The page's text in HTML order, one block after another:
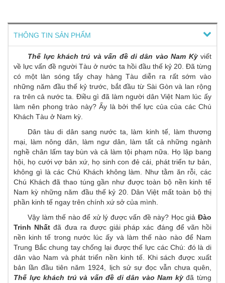
THÔNG TIN SẢN PHẨM
Thế lực khách trú và vấn đề di dân vào Nam Kỳviết
về lực vấn đề người Tàu ở nước ta hồi đầu thế kỷ 20. Đã từng
có một làn sóng tẩy chay hàng Tàu diễn ra rất sớm vào
những năm đầu thế kỷ trước, bắt đầu từ Sài Gòn và lan rộng
ra trên cả nước ta. Điều gì đã làm người dân Việt Nam lúc ấy
làm nên phong trào này? Ấy là bởi thế lực của của các Chú
Khách Tàu ở Nam kỳ.
Dân tàu di dân sang nước ta, làm kinh tế, làm thương
mại, làm nông dân, làm ngư dân, làm tất cả những ngành
nghề chân lấm tay bùn và cả làm tội phạm nữa. Họ lập bang
hội, họ cưới vợ bản xứ, họ sinh con đẻ cái, phát triển tư bản,
không gì là các Chú Khách không làm. Như tằm ăn rỗi, các
Chú Khách đã thao túng gần như được toàn bộ nền kinh tế
Nam kỳ những năm đầu thế kỷ 20. Dân Việt mất toàn bộ thị
phần kinh tế ngay trên chính xứ sở của mình.
Vậy làm thế nào để xử lý được vấn đề này? Học giả Đào
Trinh Nhất đã đưa ra được giải pháp xác đáng để vãn hồi
nền kinh tế trong nước lúc ấy và làm thế nào nào để Nam
Trung Bắc chung tay chống lại được thế lực các Chú: đó là di
dân vào Nam và phát triển nền kinh tế. Khi sách được xuất
bản lần đầu tiên năm 1924, lịch sử sự đọc vẫn chưa quên,
Thế lực khách trú và vấn đề di dân vào Nam kỳđã từng